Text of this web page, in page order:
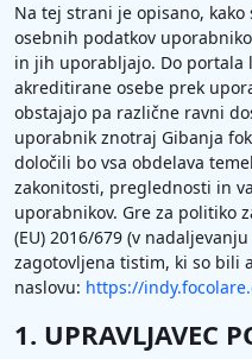
Na tej strani je opisano,
osebnih podatkov
in jih uporabljajo. Do portala
akreditirane osebe prek
obstajajo pa različne ravni
uporabnik znotraj Gibanja
določili bo vsa obdelava
zakonitosti, preglednosti in
uporabnikov. Gre za politiko
(EU) 2016/679 (v
zagotovljena tistim, ki so bili
naslovu: https://
1. UPRAVLJAVEC